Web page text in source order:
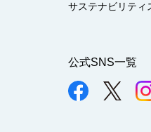
サステナビリティ
公式SNS一覧